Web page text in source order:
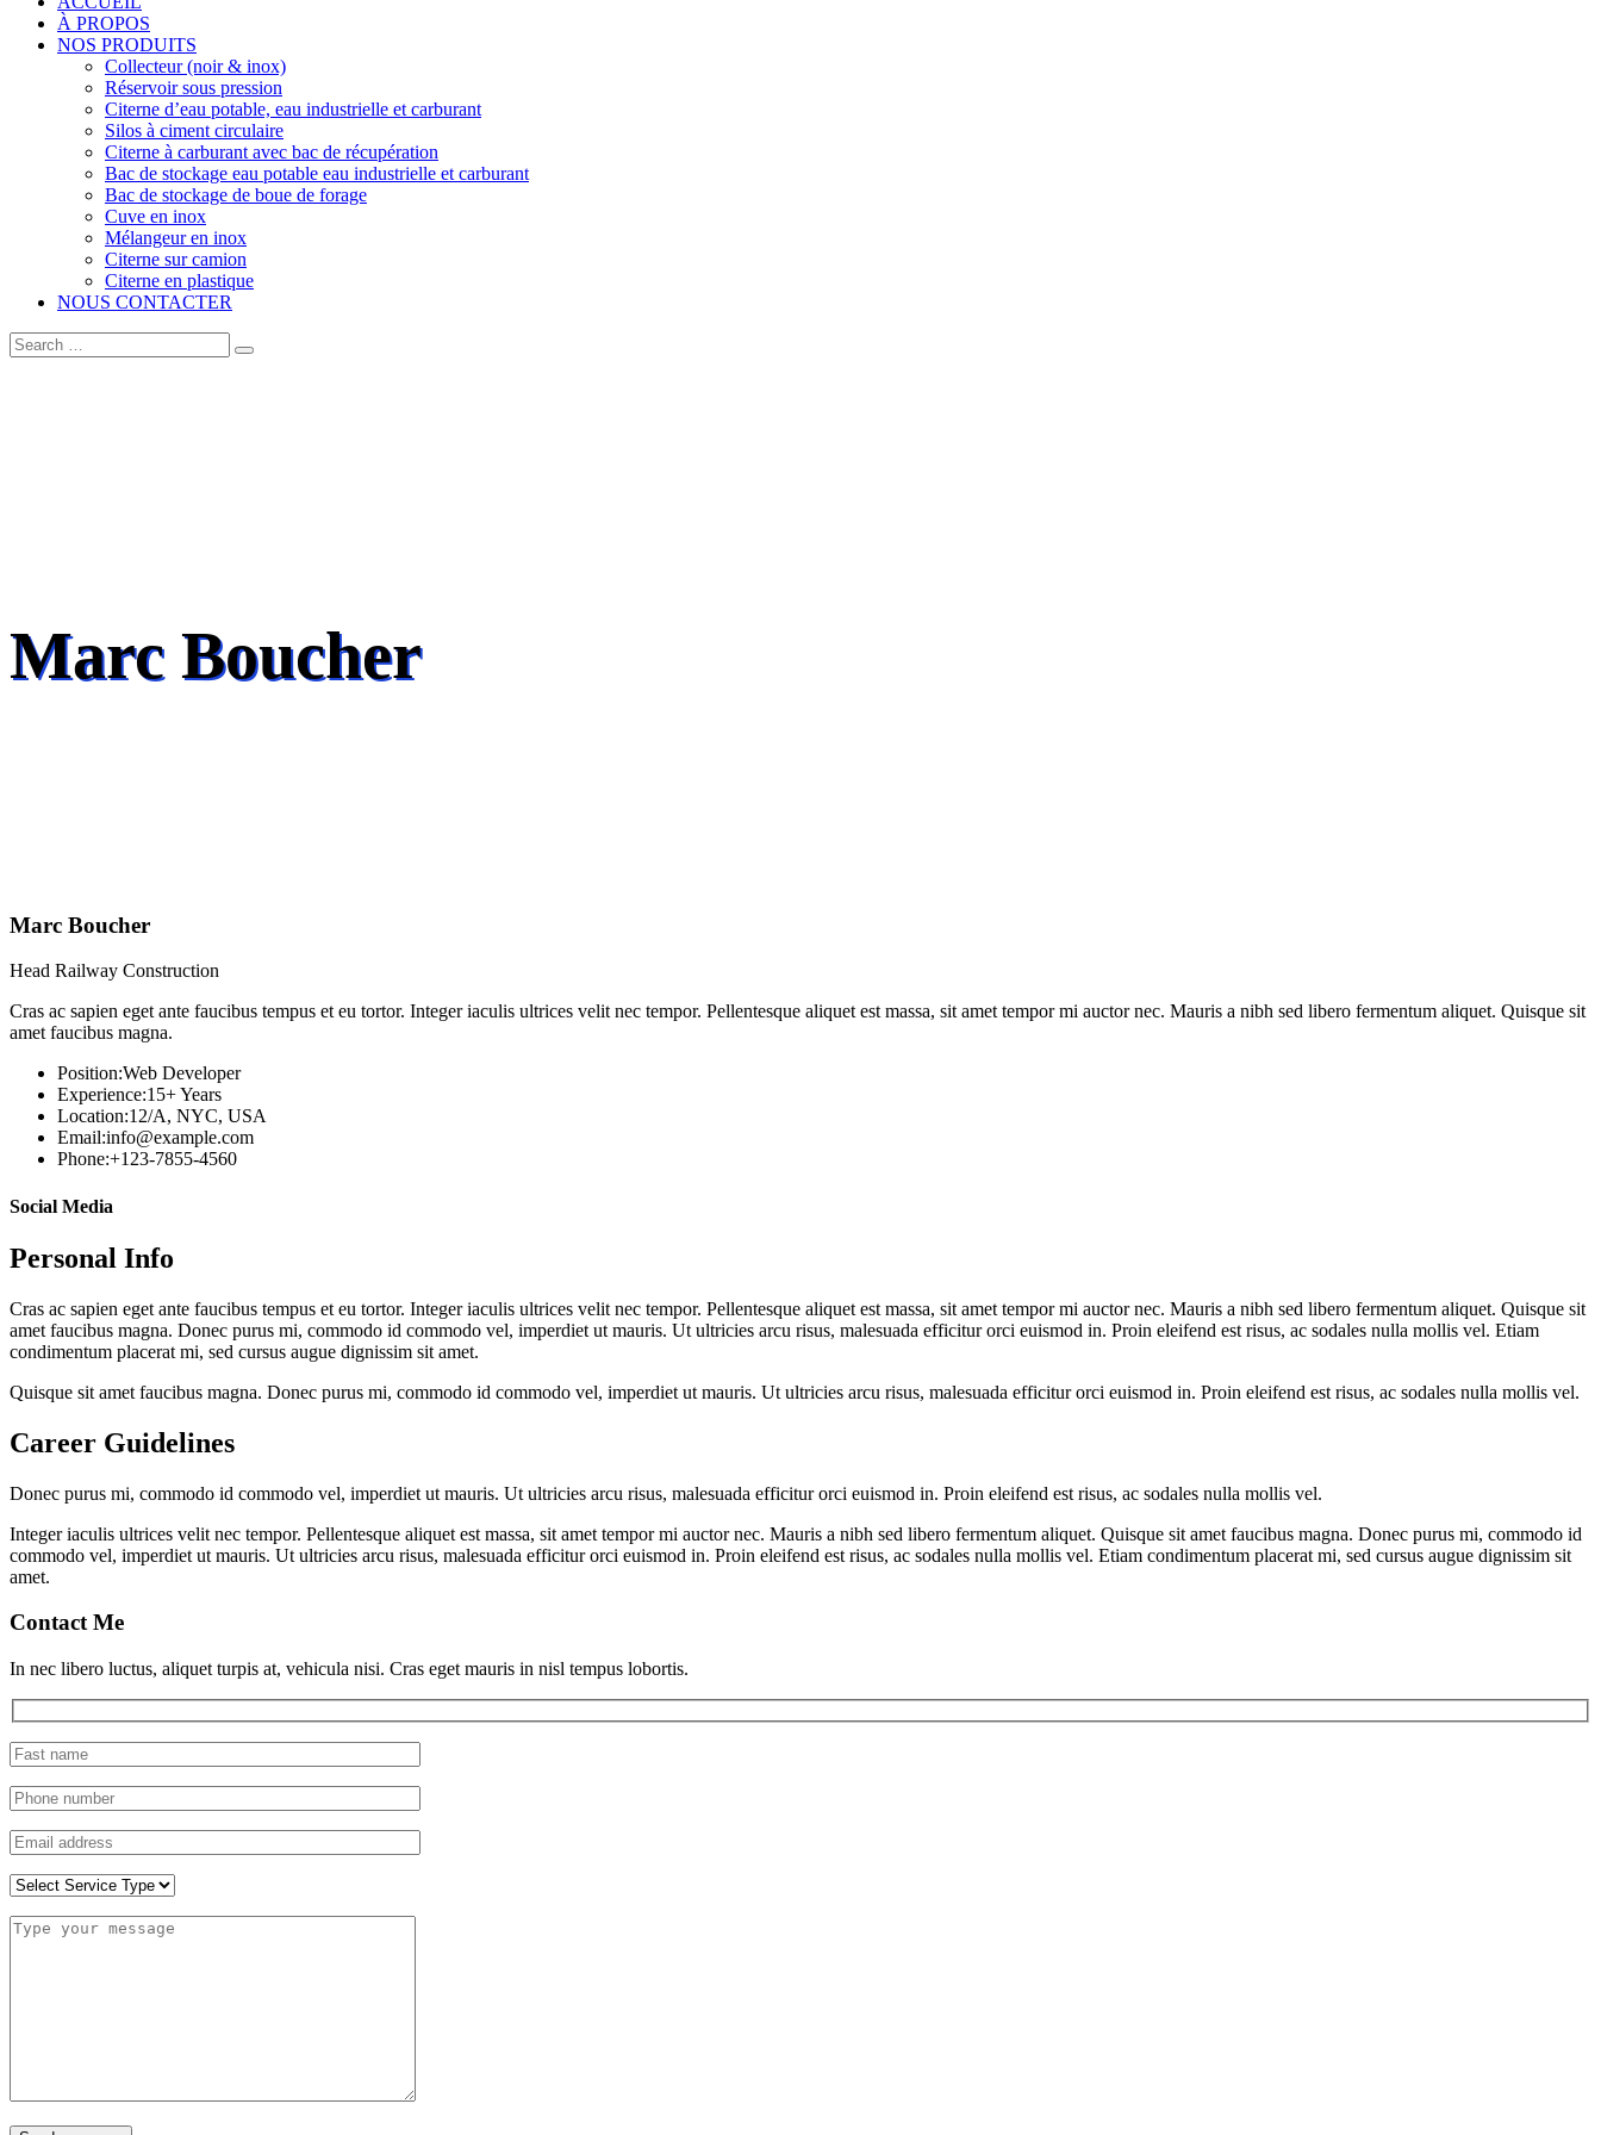
À PROPOS
NOS PRODUITS
Collecteur (noir & inox)
Réservoir sous pression
Citerne d’eau potable, eau industrielle et carburant
Silos à ciment circulaire
Citerne à carburant avec bac de récupération
Bac de stockage eau potable eau industrielle et carburant
Bac de stockage de boue de forage
Cuve en inox
Mélangeur en inox
Citerne sur camion
Citerne en plastique
NOUS CONTACTER
Marc Boucher
Marc Boucher
Head Railway Construction
Cras ac sapien eget ante faucibus tempus et eu tortor. Integer iaculis ultrices velit nec tempor. Pellentesque aliquet est massa, sit amet tempor mi auctor nec. Mauris a nibh sed libero fermentum aliquet. Quisque sit
amet faucibus magna.
Position:Web Developer
Experience:15+ Years
Location:12/A, NYC, USA
Email:info@example.com
Phone:+123-7855-4560
Social Media
Personal Info
Cras ac sapien eget ante faucibus tempus et eu tortor. Integer iaculis ultrices velit nec tempor. Pellentesque aliquet est massa, sit amet tempor mi auctor nec. Mauris a nibh sed libero fermentum aliquet. Quisque sit
amet faucibus magna. Donec purus mi, commodo id commodo vel, imperdiet ut mauris. Ut ultricies arcu risus, malesuada efficitur orci euismod in. Proin eleifend est risus, ac sodales nulla mollis vel. Etiam
condimentum placerat mi, sed cursus augue dignissim sit amet.
Quisque sit amet faucibus magna. Donec purus mi, commodo id commodo vel, imperdiet ut mauris. Ut ultricies arcu risus, malesuada efficitur orci euismod in. Proin eleifend est risus, ac sodales nulla mollis vel.
Career Guidelines
Donec purus mi, commodo id commodo vel, imperdiet ut mauris. Ut ultricies arcu risus, malesuada efficitur orci euismod in. Proin eleifend est risus, ac sodales nulla mollis vel.
Integer iaculis ultrices velit nec tempor. Pellentesque aliquet est massa, sit amet tempor mi auctor nec. Mauris a nibh sed libero fermentum aliquet. Quisque sit amet faucibus magna. Donec purus mi, commodo id
commodo vel, imperdiet ut mauris. Ut ultricies arcu risus, malesuada efficitur orci euismod in. Proin eleifend est risus, ac sodales nulla mollis vel. Etiam condimentum placerat mi, sed cursus augue dignissim sit
amet.
Contact Me
In nec libero luctus, aliquet turpis at, vehicula nisi. Cras eget mauris in nisl tempus lobortis.